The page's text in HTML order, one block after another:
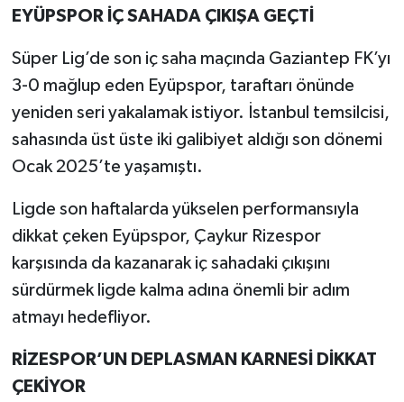
EYÜPSPOR İÇ SAHADA ÇIKIŞA GEÇTİ
Süper Lig’de son iç saha maçında Gaziantep FK’yı
3-0 mağlup eden Eyüpspor, taraftarı önünde
yeniden seri yakalamak istiyor. İstanbul temsilcisi,
sahasında üst üste iki galibiyet aldığı son dönemi
Ocak 2025’te yaşamıştı.
Ligde son haftalarda yükselen performansıyla
dikkat çeken Eyüpspor, Çaykur Rizespor
karşısında da kazanarak iç sahadaki çıkışını
sürdürmek ligde kalma adına önemli bir adım
atmayı hedefliyor.
RİZESPOR’UN DEPLASMAN KARNESİ DİKKAT
ÇEKİYOR